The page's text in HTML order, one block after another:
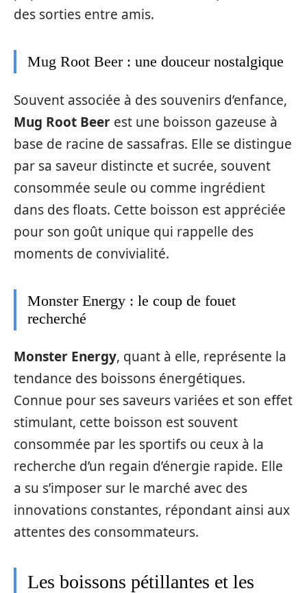
des sorties entre amis.
Mug Root Beer : une douceur nostalgique
Souvent associée à des souvenirs d’enfance,
Mug Root Beer est une boisson gazeuse à
base de racine de sassafras. Elle se distingue
par sa saveur distincte et sucrée, souvent
consommée seule ou comme ingrédient
dans des floats. Cette boisson est appréciée
pour son goût unique qui rappelle des
moments de convivialité.
Monster Energy : le coup de fouet
recherché
Monster Energy, quant à elle, représente la
tendance des boissons énergétiques.
Connue pour ses saveurs variées et son effet
stimulant, cette boisson est souvent
consommée par les sportifs ou ceux à la
recherche d’un regain d’énergie rapide. Elle
a su s’imposer sur le marché avec des
innovations constantes, répondant ainsi aux
attentes des consommateurs.
Les boissons pétillantes et les